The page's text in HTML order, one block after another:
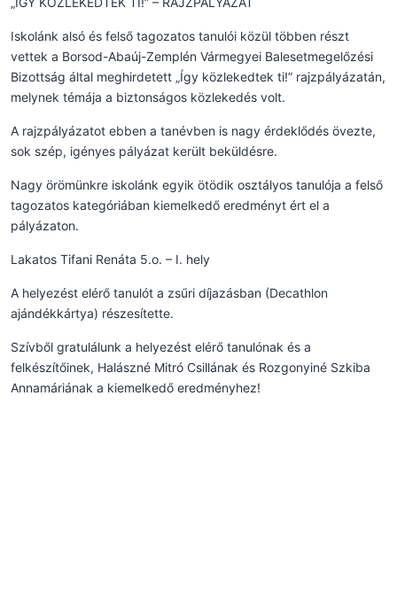
Iskolánk alsó és felső tagozatos tanulói közül többen részt
vettek a Borsod-Abaúj-Zemplén Vármegyei Balesetmegelőzési
Bizottság által meghirdetett „Így közlekedtek ti!” rajzpályázatán,
melynek témája a biztonságos közlekedés volt.
A rajzpályázatot ebben a tanévben is nagy érdeklődés övezte,
sok szép, igényes pályázat került beküldésre.
Nagy örömünkre iskolánk egyik ötödik osztályos tanulója a felső
tagozatos kategóriában kiemelkedő eredményt ért el a
pályázaton.
Lakatos Tifani Renáta 5.o. – I. hely
A helyezést elérő tanulót a zsűri díjazásban (Decathlon
ajándékkártya) részesítette.
Szívből gratulálunk a helyezést elérő tanulónak és a
felkészítőinek, Halászné Mitró Csillának és Rozgonyiné Szkiba
Annamáriának a kiemelkedő eredményhez!